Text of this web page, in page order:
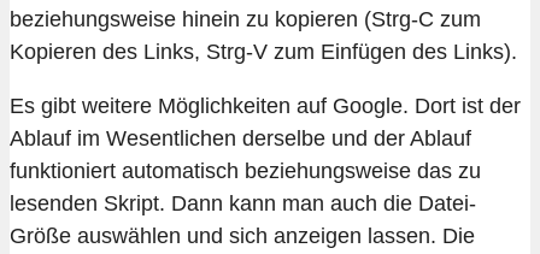
beziehungsweise hinein zu kopieren (Strg-C zum
Kopieren des Links, Strg-V zum Einfügen des Links).
Es gibt weitere Möglichkeiten auf Google. Dort ist der
Ablauf im Wesentlichen derselbe und der Ablauf
funktioniert automatisch beziehungsweise das zu
lesenden Skript. Dann kann man auch die Datei-
Größe auswählen und sich anzeigen lassen. Die